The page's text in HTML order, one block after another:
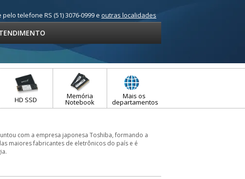
pelo telefone RS (51) 3076-0999 e outras localidades
HD SSD Memória
Notebook
Mais os
departamentos
com a empresa japonesa Toshiba, formando a
maiores fabricantes de eletrônicos do país e é